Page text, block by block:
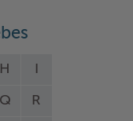
H
Q R